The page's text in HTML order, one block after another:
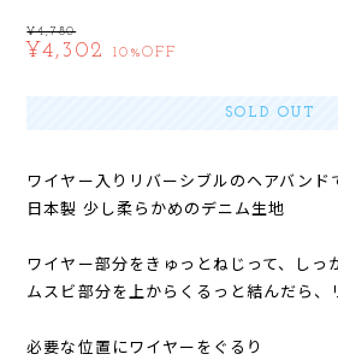
¥4,780
¥4,302 10%OFF
SOLD OUT
ワイヤー入りリバーシブルのヘアバンド
日本製 少し柔らかめのデニム生地
ワイヤー部分をきゅっとねじって、しっ
ムスビ部分を上からくるっと結んだら、
必要な位置にワイヤーをぐるり